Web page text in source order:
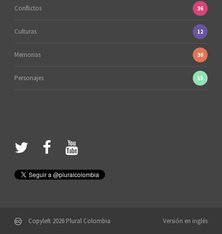
Conflictos 36
Culturas 12
Memorias 30
Personajes 15
Copyleft 2026 Plural Colombia Versión en inglés